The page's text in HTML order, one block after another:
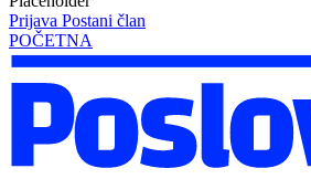
Prijava Postani član
POČETNA